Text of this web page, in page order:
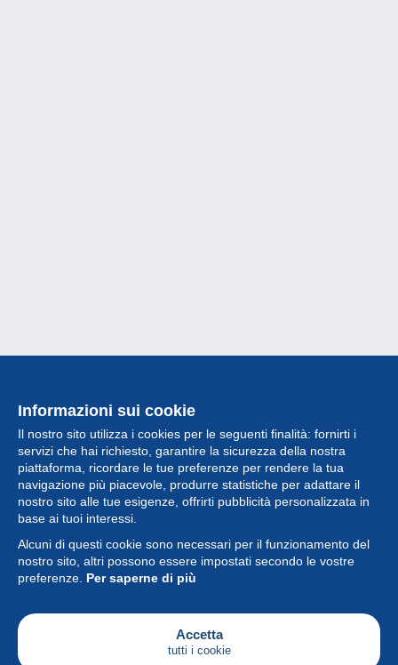
Informazioni sui cookie
Il nostro sito utilizza i cookies per le seguenti finalità: fornirti i
servizi che hai richiesto, garantire la sicurezza della nostra
piattaforma, ricordare le tue preferenze per rendere la tua
navigazione più piacevole, produrre statistiche per adattare il
nostro sito alle tue esigenze, offrirti pubblicità personalizzata in
base ai tuoi interessi.
Alcuni di questi cookie sono necessari per il funzionamento del
nostro sito, altri possono essere impostati secondo le vostre
preferenze. Per saperne di più
Accetta
tutti i cookie
Collezione
Novità
Funzione
Società
Servizi